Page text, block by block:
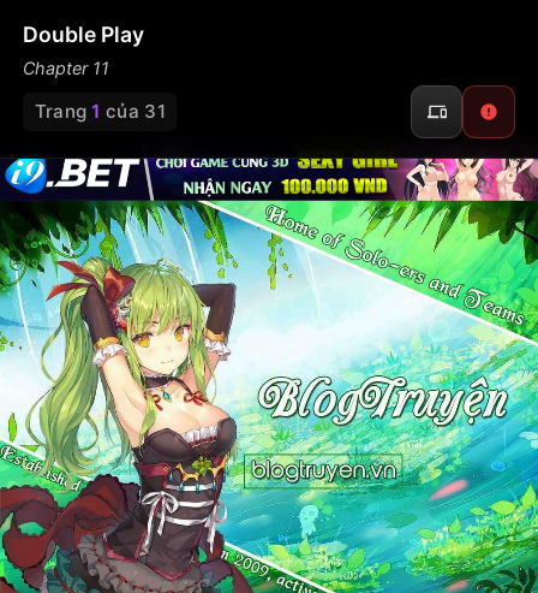
Double Play
Chapter 11
Trang1 của 31